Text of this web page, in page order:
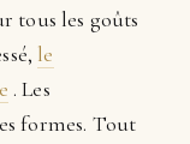
tous les goûts
le
. Les
formes. Tout